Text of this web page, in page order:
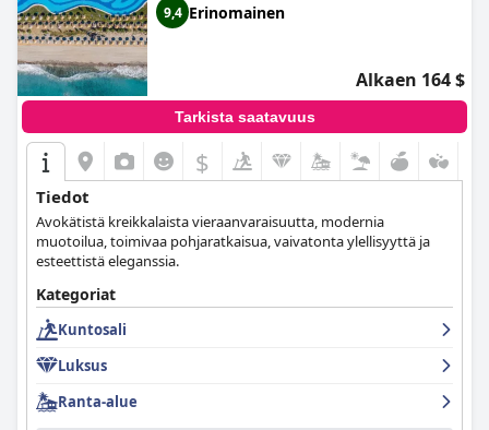
9,4 Erinomainen
Alkaen 164 $
Tarkista saatavuus
$
Tiedot
Avokätistä kreikkalaista vieraanvaraisuutta, modernia
muotoilua, toimivaa pohjaratkaisua, vaivatonta ylellisyyttä ja
esteettistä eleganssia.
Kategoriat
Kuntosali
Luksus
Ranta-alue